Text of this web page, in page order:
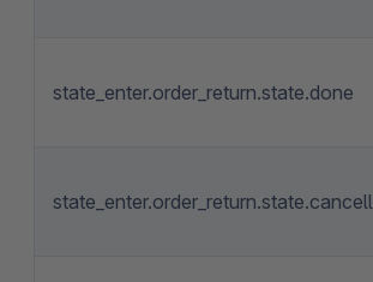
state_enter.order_return.state.done